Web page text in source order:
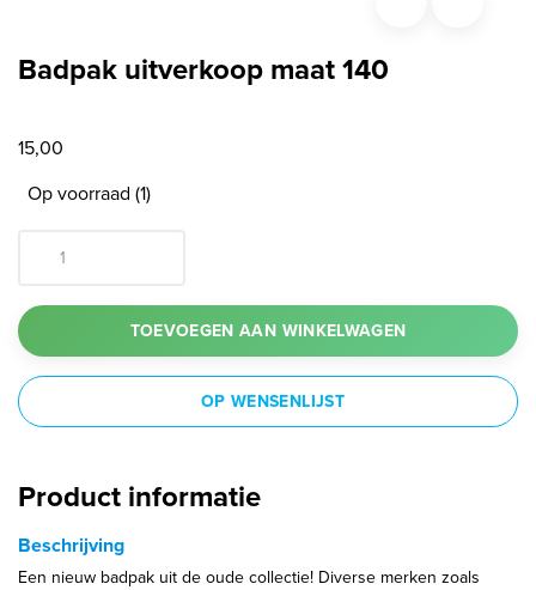
Badpak uitverkoop maat 140
15,00
Op voorraad (1)
TOEVOEGEN AAN WINKELWAGEN
OP WENSENLIJST
Product informatie
Beschrijving
Een nieuw badpak uit de oude collectie! Diverse merken zoals